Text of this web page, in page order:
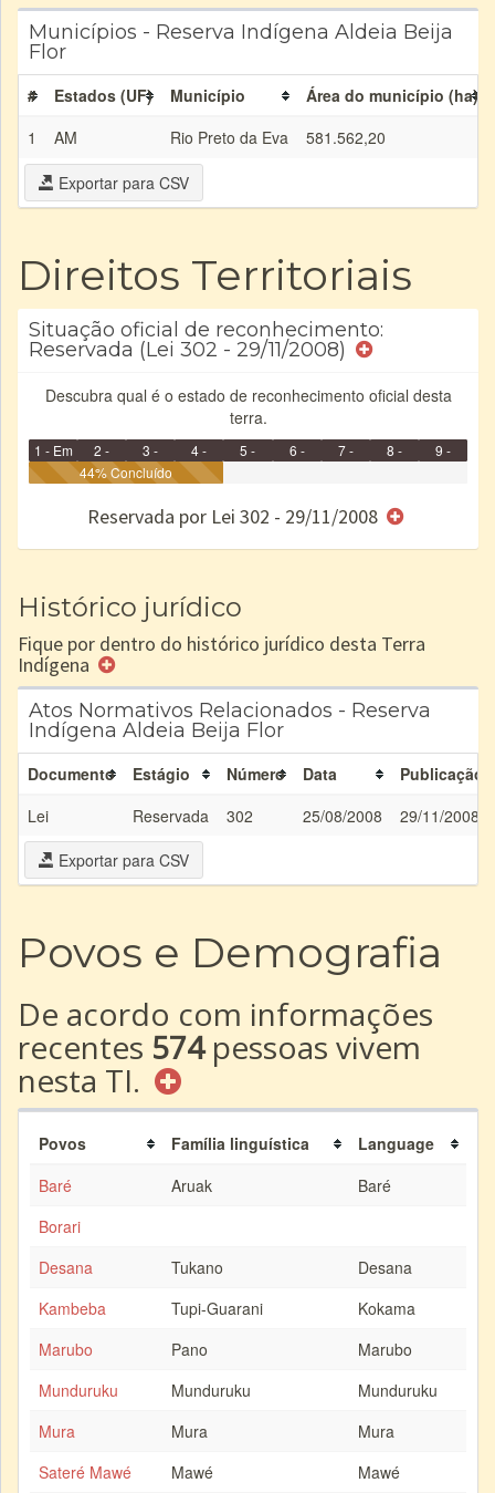
Municípios - Reserva Indígena Aldeia Beija
Flor
# Estados (UF) Município
Área do município (ha)
1
AM Rio Preto da Eva 581.562,20
Exportar para CSV
Direitos Territoriais
Situação oficial de reconhecimento:
Reservada (Lei 302 - 29/11/2008)
Descubra qual é o estado de reconhecimento oficial desta
terra.
1 - Em
Identificação
2 -
Identificada
3 -
Declarada
4 -
Reservada
5 -
6 -
e/ou
7 -
8 -
9 -
44% Concluído
Reservada por Lei 302 - 29/11/2008
Histórico jurídico
Fique por dentro do histórico jurídico desta Terra
Indígena
Atos Normativos Relacionados - Reserva
Indígena Aldeia Beija Flor
Documento Estágio Número Data
Publicação
Lei
Reservada 302 25/08/2008
29/11/2008
Exportar para CSV
Povos e Demografia
De acordo com informações
recentes 574pessoas vivem
nesta TI.
Povos Família linguística
Language
Baré
Aruak
Baré
Borari
Desana
Tukano
Desana
Kambeba
Tupi-Guarani
Kokama
Marubo
Pano
Marubo
Munduruku
Munduruku
Munduruku
Mura
Mura
Mura
Sateré Mawé
Mawé Mawé